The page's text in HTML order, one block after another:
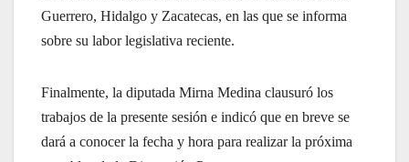
Guerrero, Hidalgo y Zacatecas, en las que se informa
sobre su labor legislativa reciente.
Finalmente, la diputada Mirna Medina clausuró los
trabajos de la presente sesión e indicó que en breve se
dará a conocer la fecha y hora para realizar la próxima